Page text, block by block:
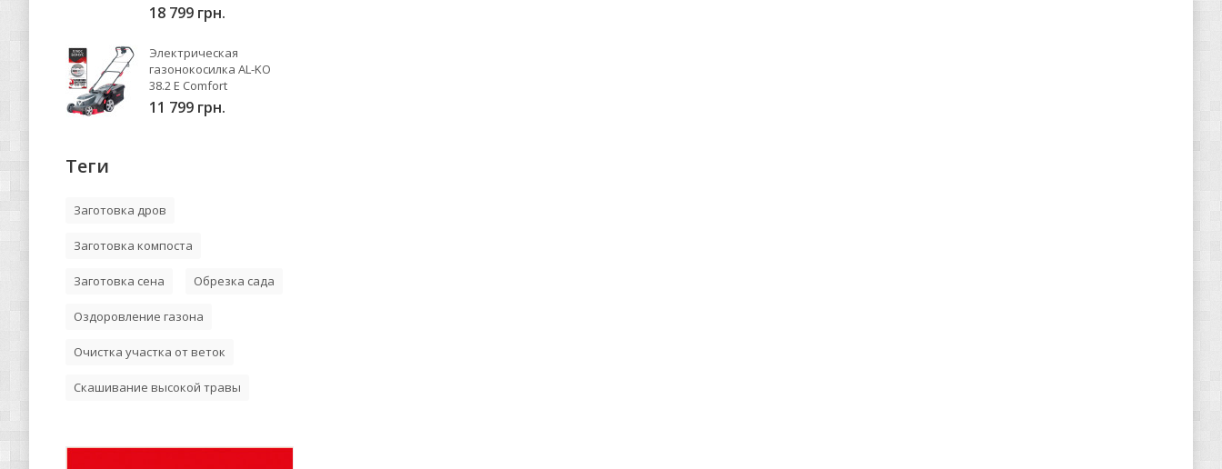
18 799 грн.
Электрическая
газонокосилка AL-KO
38.2 E Comfort
11 799 грн.
Теги
Заготовка дров
Заготовка компоста
Заготовка сена Обрезка сада
Оздоровление газона
Очистка участка от веток
Скашивание высокой травы